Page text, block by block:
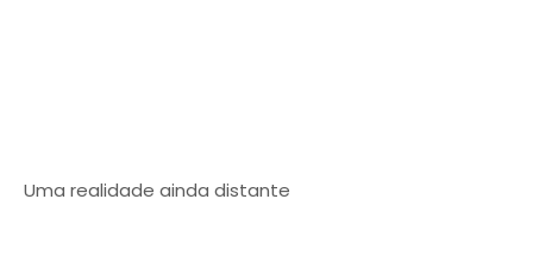
Uma realidade ainda distante